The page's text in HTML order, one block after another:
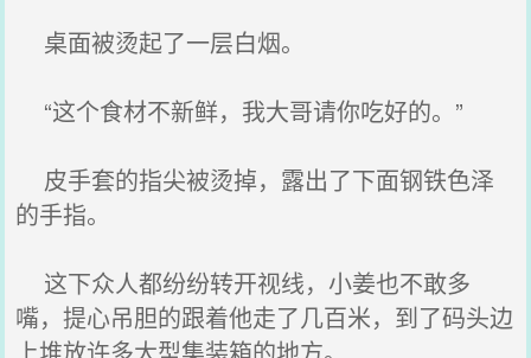
桌面被烫起了一层白烟。
“这个食材不新鲜，我大哥请你吃好的。”
皮手套的指尖被烫掉，露出了下面钢铁色泽
的手指。
这下众人都纷纷转开视线，小姜也不敢多
嘴，提心吊胆的跟着他走了几百米，到了码头边